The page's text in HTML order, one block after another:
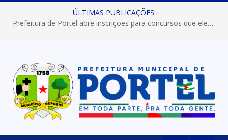
ÚLTIMAS PUBLICAÇÕES:
Prefeitura de Portel abre inscrições para concursos que elegerão os destaques do Verão 2026